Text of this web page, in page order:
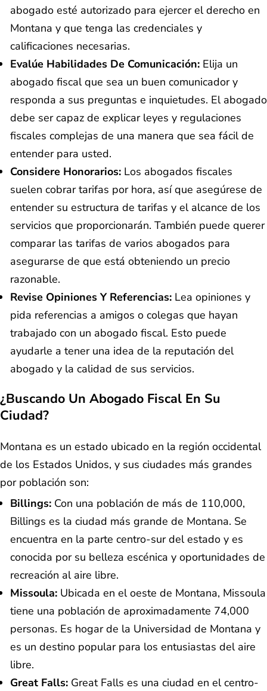
abogado esté autorizado para ejercer el derecho en
Montana y que tenga las credenciales y
calificaciones necesarias.
Evalúe Habilidades De Comunicación: Elija un
abogado fiscal que sea un buen comunicador y
responda a sus preguntas e inquietudes. El abogado
debe ser capaz de explicar leyes y regulaciones
fiscales complejas de una manera que sea fácil de
entender para usted.
Considere Honorarios: Los abogados fiscales
suelen cobrar tarifas por hora, así que asegúrese de
entender su estructura de tarifas y el alcance de los
servicios que proporcionarán. También puede querer
comparar las tarifas de varios abogados para
asegurarse de que está obteniendo un precio
razonable.
Revise Opiniones Y Referencias: Lea opiniones y
pida referencias a amigos o colegas que hayan
trabajado con un abogado fiscal. Esto puede
ayudarle a tener una idea de la reputación del
abogado y la calidad de sus servicios.
¿Buscando Un Abogado Fiscal En Su
Ciudad?
Montana es un estado ubicado en la región occidental
de los Estados Unidos, y sus ciudades más grandes
por población son:
Billings: Con una población de más de 110,000,
Billings es la ciudad más grande de Montana. Se
encuentra en la parte centro-sur del estado y es
conocida por su belleza escénica y oportunidades de
recreación al aire libre.
Missoula: Ubicada en el oeste de Montana, Missoula
tiene una población de aproximadamente 74,000
personas. Es hogar de la Universidad de Montana y
es un destino popular para los entusiastas del aire
libre.
Great Falls: Great Falls es una ciudad en el centro-